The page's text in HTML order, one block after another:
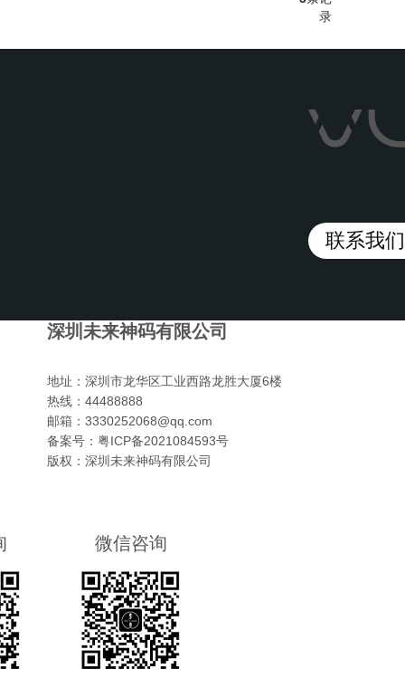
录
联系我
深圳未来神码有限公司
地址： 深圳市龙华区工业西路龙胜大厦6楼
热线： 44488888
邮箱： 3330252068@qq.com
备案号： 粤ICP备2021084593号
版权： 深圳未来神码有限公司
微信咨询